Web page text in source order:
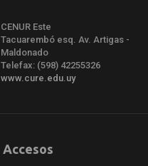
CENUR Este
Tacuarembó esq. Av. Artigas -
Maldonado
Telefax: (598) 42255326
www.cure.edu.uy
Accesos